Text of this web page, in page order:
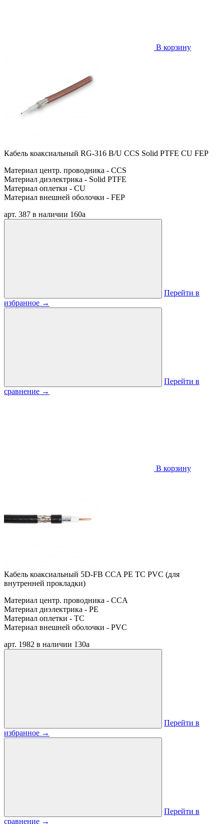
В корзину
Кабель коаксиальный RG-316 B/U CCS Solid PTFE CU FEP
Материал центр. проводника - CCS
Материал диэлектрика - Solid PTFE
Материал оплетки - CU
Материал внешней оболочки - FEP
арт. 387 в наличии 160a
Перейти в
избранное →
Перейти в
сравнение →
В корзину
Кабель коаксиальный 5D-FB CCA PE TC PVC (для
внутренней прокладки)
Материал центр. проводника - CCA
Материал диэлектрика - PE
Материал оплетки - TC
Материал внешней оболочки - PVC
арт. 1982 в наличии 130a
Перейти в
избранное →
Перейти в
сравнение →